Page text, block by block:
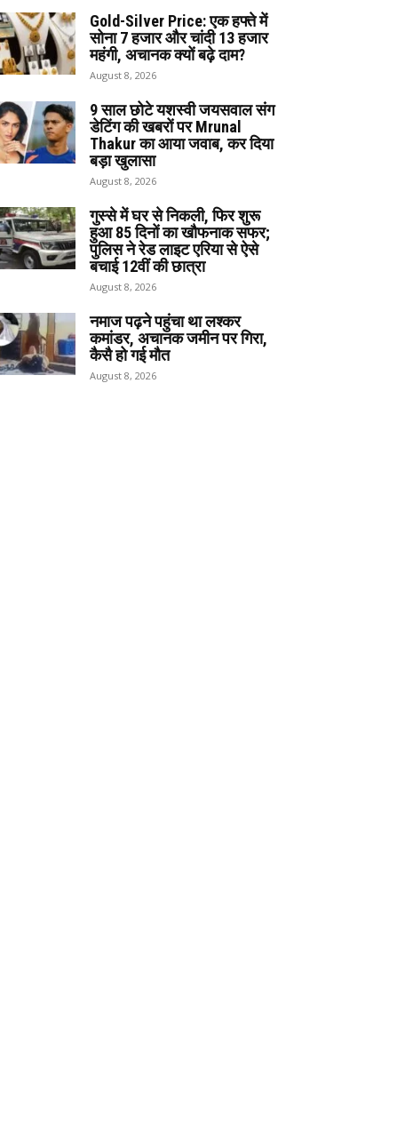
Gold-Silver Price: एक हफ्ते में
सोना ₹7 हजार और चांदी ₹13 हजार
महंगी, अचानक क्यों बढ़े दाम?
August 8, 2026
9 साल छोटे यशस्वी जयसवाल संग
डेटिंग की खबरों पर Mrunal
Thakur का आया जवाब, कर दिया
बड़ा खुलासा
August 8, 2026
गुस्से में घर से निकली, फिर शुरू
हुआ 85 दिनों का खौफनाक सफर;
पुलिस ने रेड लाइट एरिया से ऐसे
बचाई 12वीं की छात्रा
August 8, 2026
नमाज पढ़ने पहुंचा था लश्कर
कमांडर, अचानक जमीन पर गिरा,
कैसै हो गई मौत
August 8, 2026